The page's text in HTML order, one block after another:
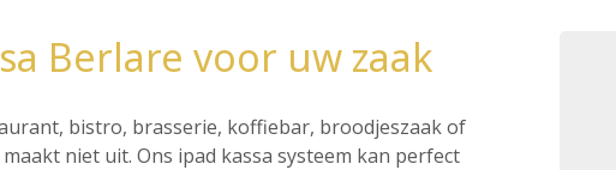
Berlare voor uw zaak
bistro, brasserie, koffiebar, broodjeszaak of
niet uit. Ons ipad kassa systeem kan perfect